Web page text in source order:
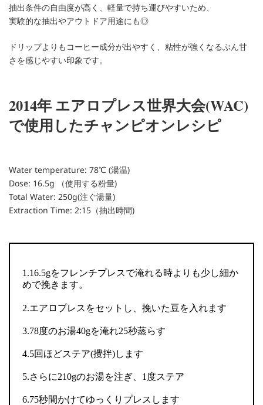
抽出条件の自由度が高く、軽量で持ち運びやすいため、
実験的な抽出やアウトドア用途にも◎
ドリップよりもコーヒー成分が出やすく、粘性が強くなるぶん甘
さを感じやすい印象です。
2014年 エアロプレス世界大会(WAC)
で使用したチャンピオンレシピ
Water temperature: 78℃ (湯温)
Dose: 16.5g （使用する粉量)
Total Water: 250g(注ぐ湯量)
Extraction Time: 2:15（抽出時間)
1.16.5gをフレンチプレスで淹れる時よりも少し細か
めで挽きます。
2.エアロプレスをセットし、挽いた豆を入れます
3.78度のお湯40gを淹れ25秒蒸らす
4.5回ほどステア(攪拌)します
5.さらに210gのお湯を注ぎ、1度ステア
6.75秒間かけてゆっくりプレスします